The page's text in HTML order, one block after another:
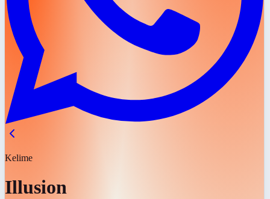
Kelime
Illusion